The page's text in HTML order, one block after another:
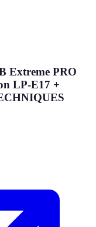
Extreme PRO
LP-E17 +